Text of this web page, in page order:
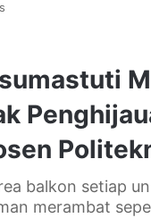
balkon setiap
merambat